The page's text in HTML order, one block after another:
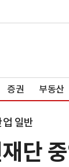
증권 부동산
업 일반
단